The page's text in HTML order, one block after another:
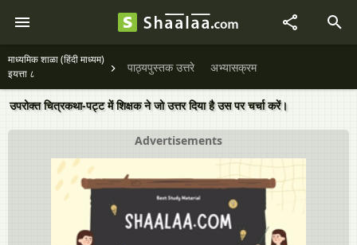
माध्यमिक शाळा (हिंदी माध्यम)
इयत्ता ८
पाठ्यपुस्तक उत्तरे अभ्यासक्रम
उपरोक्त चित्रकथा-पट्ट में शिक्षक ने जो उत्तर दिया है उस पर चर्चा करें।
Advertisements